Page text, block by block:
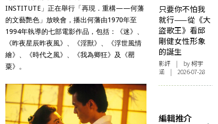
INSTITUTE」正在舉行「再現．重構——何藩
的文藝艷色」放映會，播出何藩由1970年至
1994年執導的七部電影作品，包括：《迷》、
《昨夜星辰昨夜風》、《淫獸》、《浮世風情
繪》、《時代之風》、《我為卿狂》及《罌
粟》。
只要你不怕我
就行——從《大
盜歌王》看邱
剛健女性形象
的誕生
影評 | by 柯宇
涵 | 2026-07-28
編輯推介